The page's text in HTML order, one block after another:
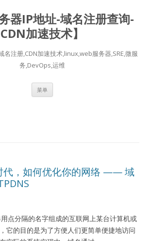
务器IP地址-域名注册查询-
CDN加速技术】
名注册,CDN加速技术,linux,web服务器,SRE,微服
务,DevOps,运维
菜单
代，如何优化你的网络 —— 域
点分隔的名字组成的互联网上某台计算机或
它的目的是为了方便人们更简单便捷地访问